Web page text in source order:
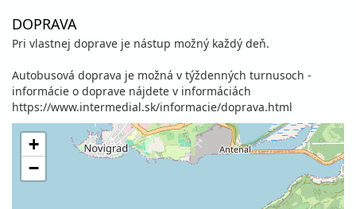
DOPRAVA
Pri vlastnej doprave je nástup možný každý deň.
Autobusová doprava je možná v týždenných turnusoch -
informácie o doprave nájdete v informáciách
https://www.intermedial.sk/informacie/doprava.html
+
−